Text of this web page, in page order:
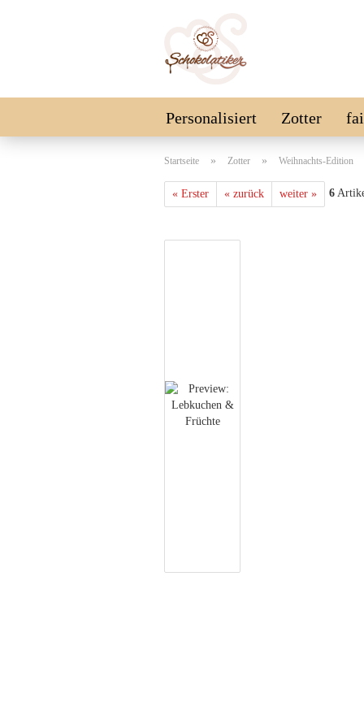
Personalisiert Zotter
Schokolinsen Vegan
Startseite » Zotter » Weihnachts-Edition
« Erster « zurück weiter » 6